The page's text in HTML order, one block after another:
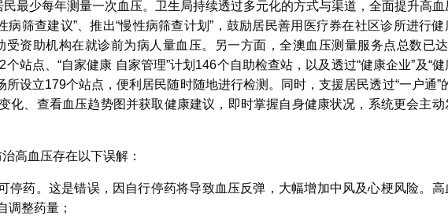
最少每年测量一次血压。卫生局持续透过多元化的方式与渠道，全面提升高血
病筛查建议”、推出“慢性病筛查计划”，鼓励居民善用医疗券在社区诊所进行健
受资助机构在就诊前为病人量血压。另一方面，全澳血压测量服务点总数已
个站点、“自家健康 自家管理”计划146个自助检查站，以及透过“健康企业”及“健
所设立179个站点，便利居民随时随地进行检测。同时，支援居民透过“一户通”
化、查看血压趋势图并获取健康建议，即时掌握自身健康状况，系统更会主动
高血压存在以下误解：
停药。这是错误，因自行停药将导致血压反弹，大幅增加中风及心梗风险。高
调整药量；